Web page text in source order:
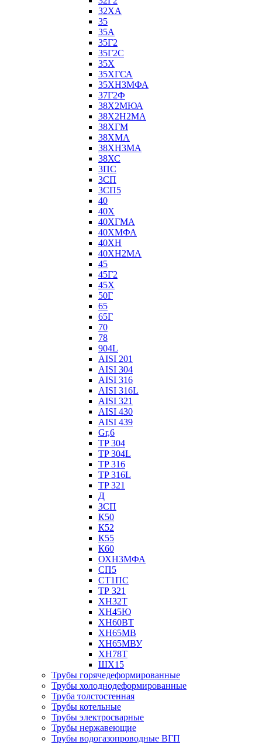
32ХА
35
35А
35Г2
35Г2С
35Х
35ХГСА
35ХН3МФА
37Г2Ф
38Х2МЮА
38Х2Н2МА
38ХГМ
38ХМА
38ХН3МА
38ХС
3ПС
3СП
3СП5
40
40Х
40ХГМА
40ХМФА
40ХН
40ХН2МА
45
45Г2
45Х
50Г
65
65Г
70
78
904L
AISI 201
AISI 304
AISI 316
AISI 316L
AISI 321
AISI 430
AISI 439
Gr,6
TP 304
TP 304L
TP 316
TP 316L
TP 321
Д
ЗСП
К50
К52
К55
К60
ОХН3МФА
СП5
СТ1ПС
ТР 321
ХН32Т
ХН45Ю
ХН60ВТ
ХН65МВ
ХН65МВУ
ХН78Т
ШХ15
Трубы горячедеформированные
Трубы холоднодеформированные
Труба толстостенная
Трубы котельные
Трубы электросварные
Трубы нержавеющие
Трубы водогазопроводные ВГП